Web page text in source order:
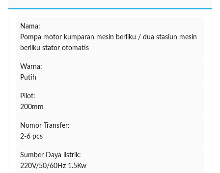
Nama:
Pompa motor kumparan mesin berliku / dua stasiun mesin
berliku stator otomatis
Warna:
Putih
Pilot:
200mm
Nomor Transfer:
2-6 pcs
Sumber Daya listrik:
220V/50/60Hz 1.5Kw